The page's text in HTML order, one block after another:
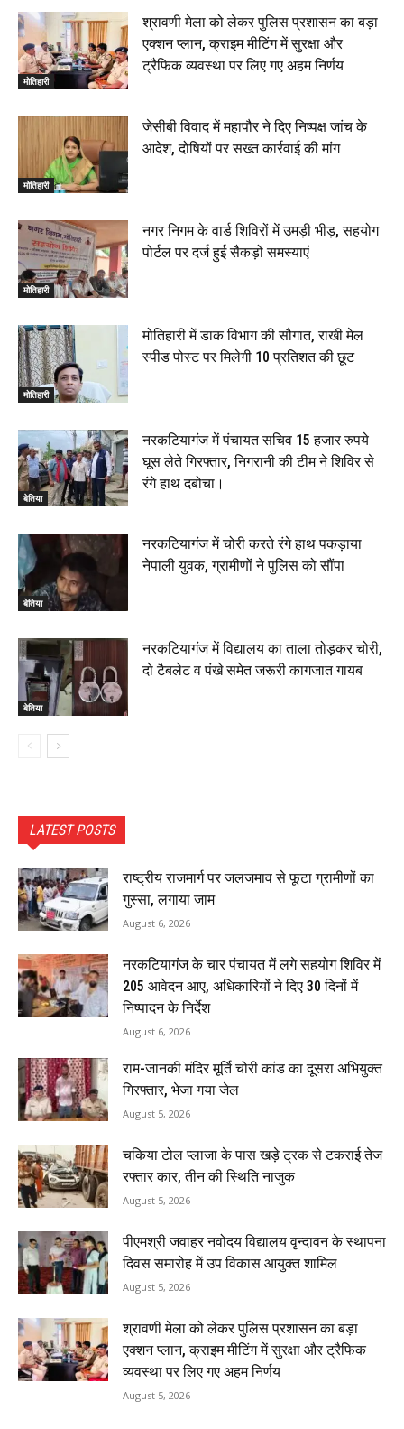
मोतिहारी
श्रावणी मेला को लेकर पुलिस प्रशासन का बड़ा
एक्शन प्लान, क्राइम मीटिंग में सुरक्षा और
ट्रैफिक व्यवस्था पर लिए गए अहम निर्णय
मोतिहारी
जेसीबी विवाद में महापौर ने दिए निष्पक्ष जांच के
आदेश, दोषियों पर सख्त कार्रवाई की मांग
मोतिहारी
नगर निगम के वार्ड शिविरों में उमड़ी भीड़, सहयोग
पोर्टल पर दर्ज हुई सैकड़ों समस्याएं
मोतिहारी
मोतिहारी में डाक विभाग की सौगात, राखी मेल
स्पीड पोस्ट पर मिलेगी 10 प्रतिशत की छूट
बेतिया
नरकटियागंज में पंचायत सचिव 15 हजार रुपये
घूस लेते गिरफ्तार, निगरानी की टीम ने शिविर से
रंगे हाथ दबोचा।
बेतिया
नरकटियागंज में चोरी करते रंगे हाथ पकड़ाया
नेपाली युवक, ग्रामीणों ने पुलिस को सौंपा
बेतिया
नरकटियागंज में विद्यालय का ताला तोड़कर चोरी,
दो टैबलेट व पंखे समेत जरूरी कागजात गायब
LATEST POSTS
राष्ट्रीय राजमार्ग पर जलजमाव से फूटा ग्रामीणों का
गुस्सा, लगाया जाम
August 6, 2026
नरकटियागंज के चार पंचायत में लगे सहयोग शिविर में
205 आवेदन आए, अधिकारियों ने दिए 30 दिनों में
निष्पादन के निर्देश
August 6, 2026
राम-जानकी मंदिर मूर्ति चोरी कांड का दूसरा अभियुक्त
गिरफ्तार, भेजा गया जेल
August 5, 2026
चकिया टोल प्लाजा के पास खड़े ट्रक से टकराई तेज
रफ्तार कार, तीन की स्थिति नाजुक
August 5, 2026
पीएमश्री जवाहर नवोदय विद्यालय वृन्दावन के स्थापना
दिवस समारोह में उप विकास आयुक्त शामिल
August 5, 2026
श्रावणी मेला को लेकर पुलिस प्रशासन का बड़ा
एक्शन प्लान, क्राइम मीटिंग में सुरक्षा और ट्रैफिक
व्यवस्था पर लिए गए अहम निर्णय
August 5, 2026